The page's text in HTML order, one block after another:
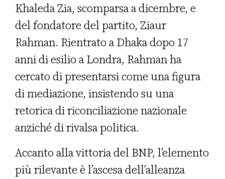
Khaleda Zia, scomparsa a dicembre, e
del fondatore del partito, Ziaur
Rahman. Rientrato a Dhaka dopo 17
anni di esilio a Londra, Rahman ha
cercato di presentarsi come una figura
di mediazione, insistendo su una
retorica di riconciliazione nazionale
anziché di rivalsa politica.
Accanto alla vittoria del BNP, l’elemento
più rilevante è l’ascesa dell’alleanza